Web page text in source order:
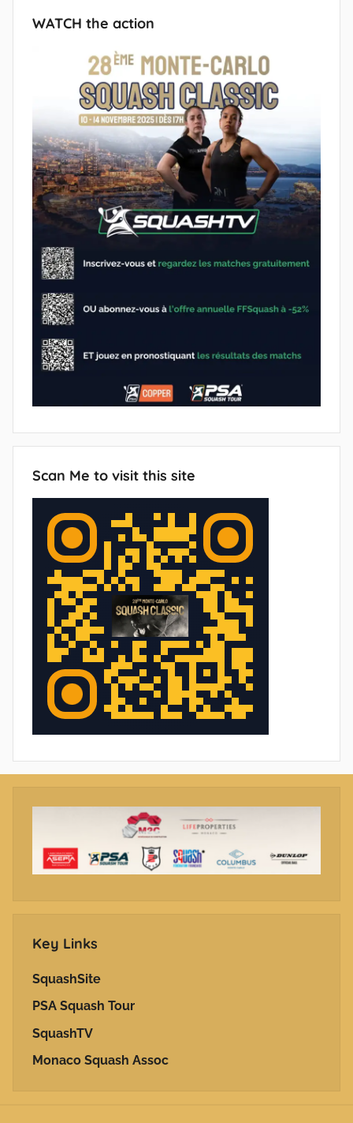
WATCH the action
Scan Me to visit this site
Key Links
SquashSite
PSA Squash Tour
SquashTV
Monaco Squash Assoc